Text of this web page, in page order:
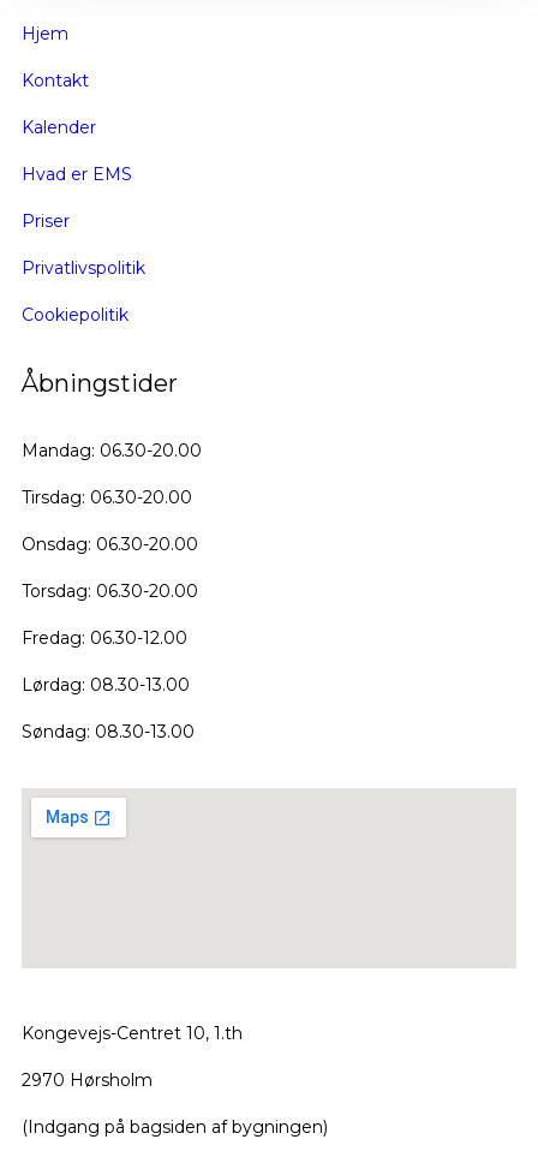
Hjem
Kontakt
Kalender
Hvad er EMS
Priser
Privatlivspolitik
Cookiepolitik
Åbningstider
Mandag: 06.30-20.00
Tirsdag: 06.30-20.00
Onsdag: 06.30-20.00
Torsdag: 06.30-20.00
Fredag: 06.30-12.00
Lørdag: 08.30-13.00
Søndag: 08.30-13.00
Kongevejs-Centret 10, 1.th
2970 Hørsholm
(Indgang på bagsiden af bygningen)